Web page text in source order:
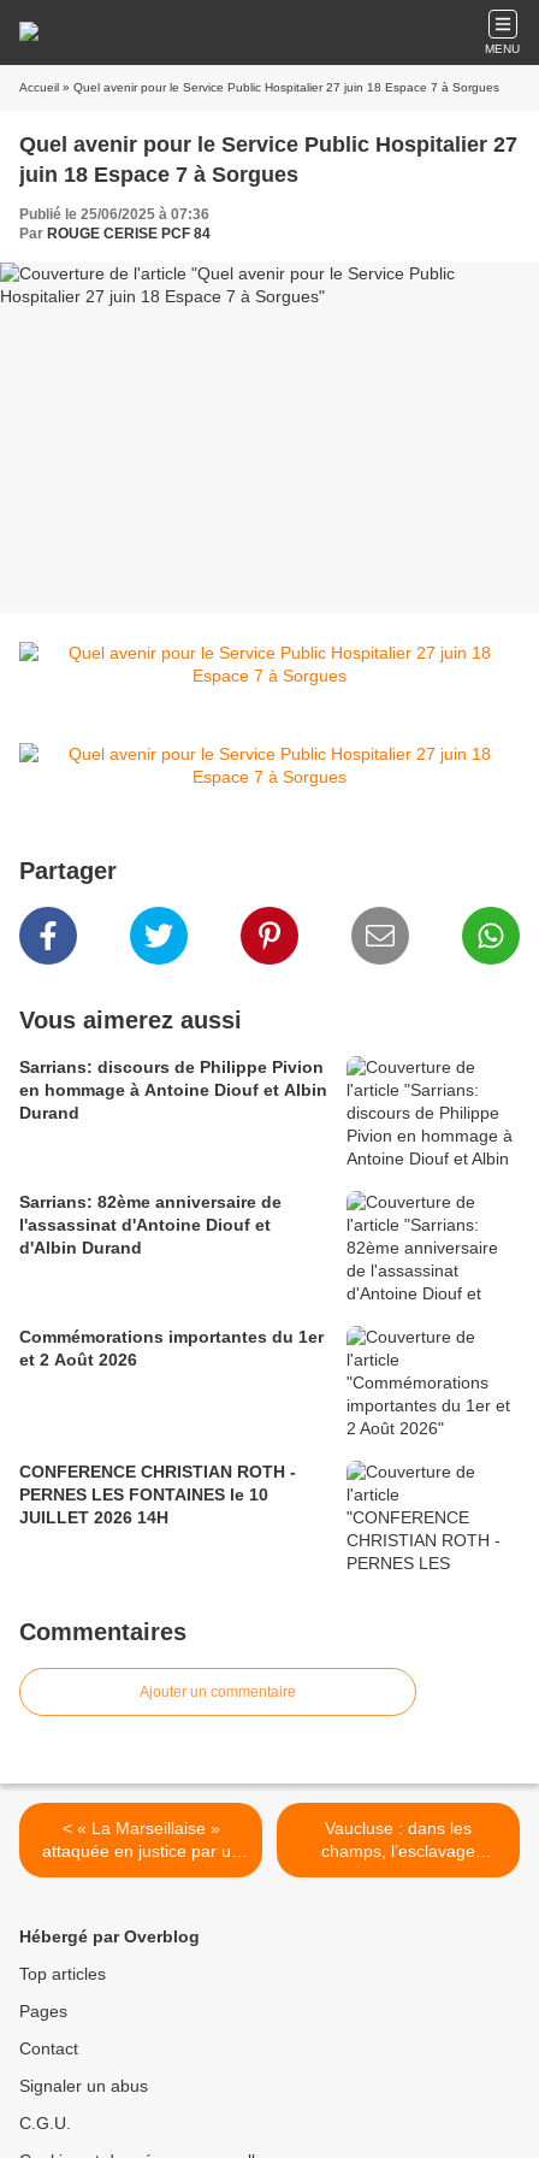
MENU
Accueil » Quel avenir pour le Service Public Hospitalier 27 juin 18 Espace 7 à Sorgues
Quel avenir pour le Service Public Hospitalier 27
juin 18 Espace 7 à Sorgues
Publié le 25/06/2025 à 07:36
Par ROUGE CERISE PCF 84
Partager
Vous aimerez aussi
Sarrians: discours de Philippe Pivion
en hommage à Antoine Diouf et Albin
Durand
Sarrians: 82ème anniversaire de
l'assassinat d'Antoine Diouf et
d'Albin Durand
Commémorations importantes du 1er
et 2 Août 2026
CONFERENCE CHRISTIAN ROTH -
PERNES LES FONTAINES le 10
JUILLET 2026 14H
Commentaires
Ajouter un commentaire
< « La Marseillaise »
attaquée en justice par un
député d’extrême droite
Vaucluse : dans les
champs, l’esclavage
dissimulé >
Hébergé par Overblog
Top articles
Pages
Contact
Signaler un abus
C.G.U.